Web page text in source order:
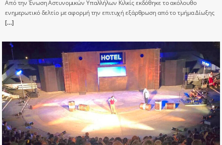
Από την Ένωση Αστυνομικών Υπαλλήλων Κιλκίς εκδόθηκε το ακόλουθο
ενημερωτικό δελτίο με αφορμή την επιτυχή εξάρθρωση από το τμήμα Δίωξης
[…]